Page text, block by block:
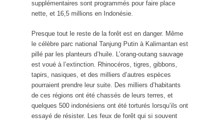
supplémentaires sont programmés pour faire place
nette, et 16,5 millions en Indonésie.
Presque tout le reste de la forêt est en danger. Même
le célèbre parc national Tanjung Putin à Kalimantan est
pillé par les planteurs d’huile. L’orang-outang sauvage
est voué à l’extinction. Rhinocéros, tigres, gibbons,
tapirs, nasiques, et des milliers d’autres espèces
pourraient prendre leur suite. Des milliers d’habitants
de ces régions ont été chassés de leurs terres, et
quelques 500 indonésiens ont été torturés lorsqu’ils ont
essayé de résister. Les feux de forêt qui si souvent